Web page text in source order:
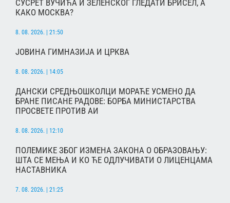
СУСРЕТ ВУЧИЋА И ЗЕЛЕНСКОГ ГЛЕДАТИ БРИСЕЛ, А
КАКО МОСКВА?
8. 08. 2026. | 21:50
ЈОВИНА ГИМНАЗИЈА И ЦРКВА
8. 08. 2026. | 14:05
ДАНСКИ СРЕДЊОШКОЛЦИ МОРАЋЕ УСМЕНО ДА
БРАНЕ ПИСАНЕ РАДОВЕ: БОРБА МИНИСТАРСТВА
ПРОСВЕТЕ ПРОТИВ АИ
8. 08. 2026. | 12:10
ПОЛЕМИКЕ ЗБОГ ИЗМЕНА ЗАКОНА О ОБРАЗОВАЊУ:
ШТА СЕ МЕЊА И КО ЋЕ ОДЛУЧИВАТИ О ЛИЦЕНЦАМА
НАСТАВНИКА
7. 08. 2026. | 21:25